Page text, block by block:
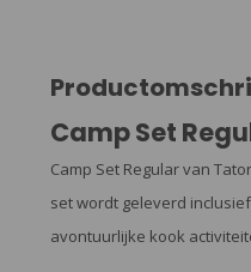
Camp Set
Camp Set Regular van
set wordt geleverd
avontuurlijke kook